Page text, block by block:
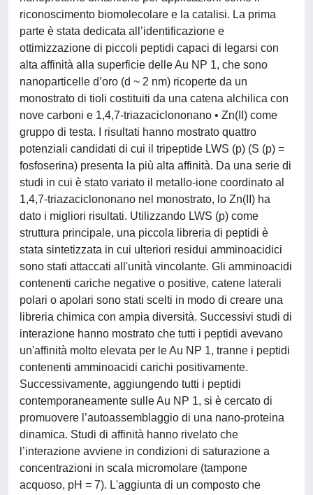
riconoscimento biomolecolare e la catalisi. La prima
parte è stata dedicata all’identificazione e
ottimizzazione di piccoli peptidi capaci di legarsi con
alta affinità alla superficie delle Au NP 1, che sono
nanoparticelle d’oro (d ~ 2 nm) ricoperte da un
monostrato di tioli costituiti da una catena alchilica con
nove carboni e 1,4,7-triazaciclononano • Zn(II) come
gruppo di testa. I risultati hanno mostrato quattro
potenziali candidati di cui il tripeptide LWS (p) (S (p) =
fosfoserina) presenta la più alta affinità. Da una serie di
studi in cui è stato variato il metallo-ione coordinato al
1,4,7-triazaciclononano nel monostrato, lo Zn(II) ha
dato i migliori risultati. Utilizzando LWS (p) come
struttura principale, una piccola libreria di peptidi è
stata sintetizzata in cui ulteriori residui amminoacidici
sono stati attaccati all'unità vincolante. Gli amminoacidi
contenenti cariche negative o positive, catene laterali
polari o apolari sono stati scelti in modo di creare una
libreria chimica con ampia diversità. Successivi studi di
interazione hanno mostrato che tutti i peptidi avevano
un'affinità molto elevata per le Au NP 1, tranne i peptidi
contenenti amminoacidi carichi positivamente.
Successivamente, aggiungendo tutti i peptidi
contemporaneamente sulle Au NP 1, si è cercato di
promuovere l’autoassemblaggio di una nano-proteina
dinamica. Studi di affinità hanno rivelato che
l’interazione avviene in condizioni di saturazione a
concentrazioni in scala micromolare (tampone
acquoso, pH = 7). L'aggiunta di un composto che